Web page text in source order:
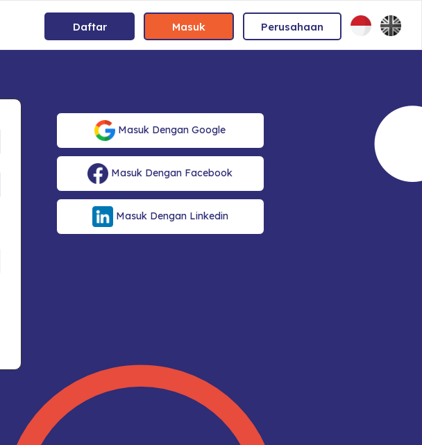
Daftar Masuk Perusahaan
Masuk Dengan Google
Masuk Dengan Facebook
Masuk Dengan Linkedin